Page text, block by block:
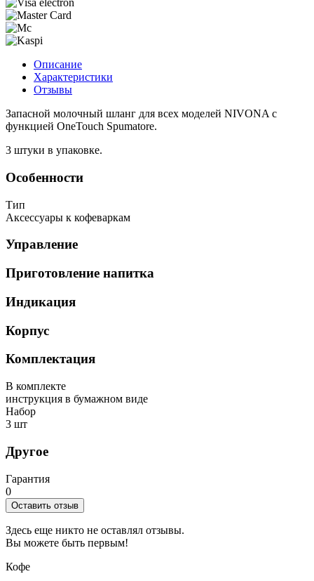
Описание
Характеристики
Отзывы
Запасной молочный шланг для всех моделей NIVONA с
функцией OneTouch Spumatore.
3 штуки в упаковке.
Особенности
Тип
Аксессуары к кофеваркам
Управление
Приготовление напитка
Индикация
Корпус
Комплектация
В комплекте
инструкция в бумажном виде
Набор
3 шт
Другое
Гарантия
0
Оставить отзыв
Здесь еще никто не оставлял отзывы.
Вы можете быть первым!
Кофе